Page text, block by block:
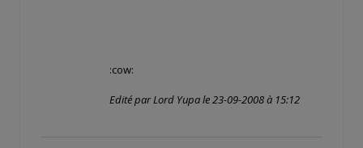
:cow:
Edité par Lord Yupa le 23-09-2008 à 15:12